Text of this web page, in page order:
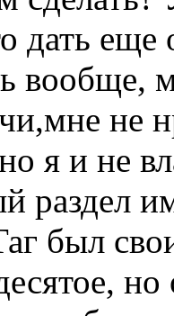
дать еще
вообще,
не
я и не
раздел
был